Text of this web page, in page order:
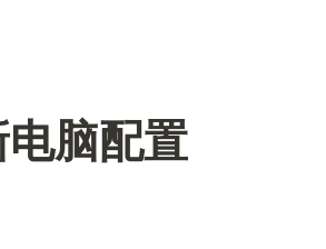
脑配置